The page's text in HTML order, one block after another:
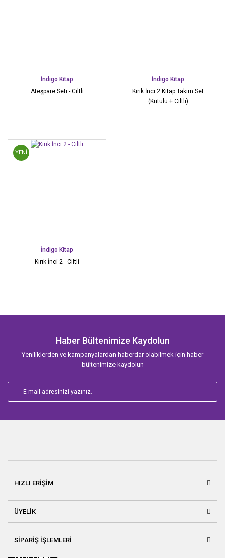
İndigo Kitap
Ateşpare Seti - Ciltli
İndigo Kitap
Kırık İnci 2 Kitap Takım Set
(Kutulu + Ciltli)
YENİ
İndigo Kitap
Kırık İnci 2 - Ciltli
Haber Bültenimize Kaydolun
Yeniliklerden ve kampanyalardan haberdar olabilmek için haber
bültenimize kaydolun
HIZLI ERİŞİM
ÜYELİK
SİPARİŞ İŞLEMLERİ